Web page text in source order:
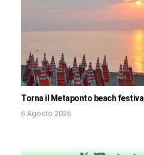
Torna il Metaponto beach festival
6 Agosto 2026